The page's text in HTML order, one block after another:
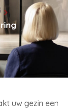
uw gezin een